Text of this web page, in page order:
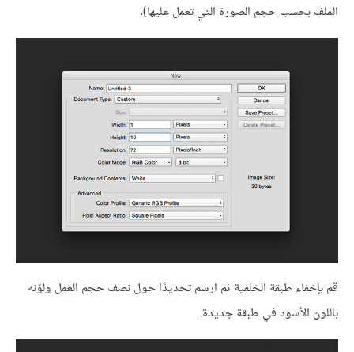
الملف بحسب حجم الصورة التي تعمل عليها).
قم بإخفاء طبقة الخلفية ثم ارسم تحديدًا حول نصف حجم العمل ولوّنه
باللون الأسود في طبقة جديدة.